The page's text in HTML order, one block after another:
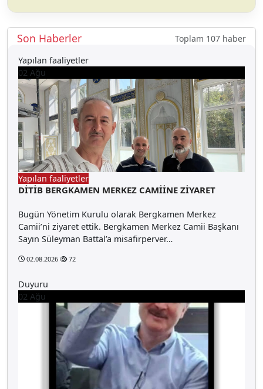
Son Haberler
Toplam 107 haber
Yapılan faaliyetler
02 Ağu
Yapılan faaliyetler
DİTİB BERGKAMEN MERKEZ CAMİİNE ZİYARET
Bugün Yönetim Kurulu olarak Bergkamen Merkez
Camii’ni ziyaret ettik. Bergkamen Merkez Camii Başkanı
Sayın Süleyman Battal’a misafirperver…
02.08.2026 72
Duyuru
02 Ağu